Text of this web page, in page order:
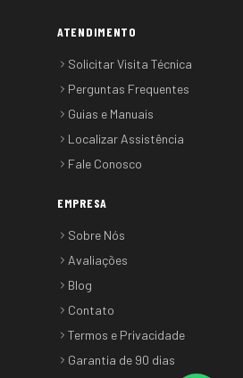
ATENDIMENTO
Solicitar Visita Técnica
Perguntas Frequentes
Guias e Manuais
Localizar Assistência
Fale Conosco
EMPRESA
Sobre Nós
Avaliações
Blog
Contato
Termos e Privacidade
Garantia de 90 dias